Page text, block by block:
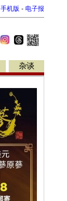
手机版 - 电子报
杂谈